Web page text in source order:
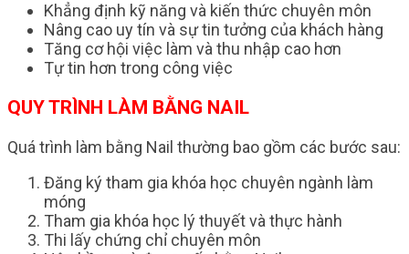
Khẳng định kỹ năng và kiến thức chuyên môn
Nâng cao uy tín và sự tin tưởng của khách hàng
Tăng cơ hội việc làm và thu nhập cao hơn
Tự tin hơn trong công việc
QUY TRÌNH LÀM BẰNG NAIL
Quá trình làm bằng Nail thường bao gồm các bước sau:
Đăng ký tham gia khóa học chuyên ngành làm
móng
Tham gia khóa học lý thuyết và thực hành
Thi lấy chứng chỉ chuyên môn